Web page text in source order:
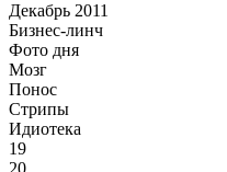
Декабрь 2011
Бизнес-линч
Фото дня
Мозг
Понос
Стрипы
Идиотека
19
20